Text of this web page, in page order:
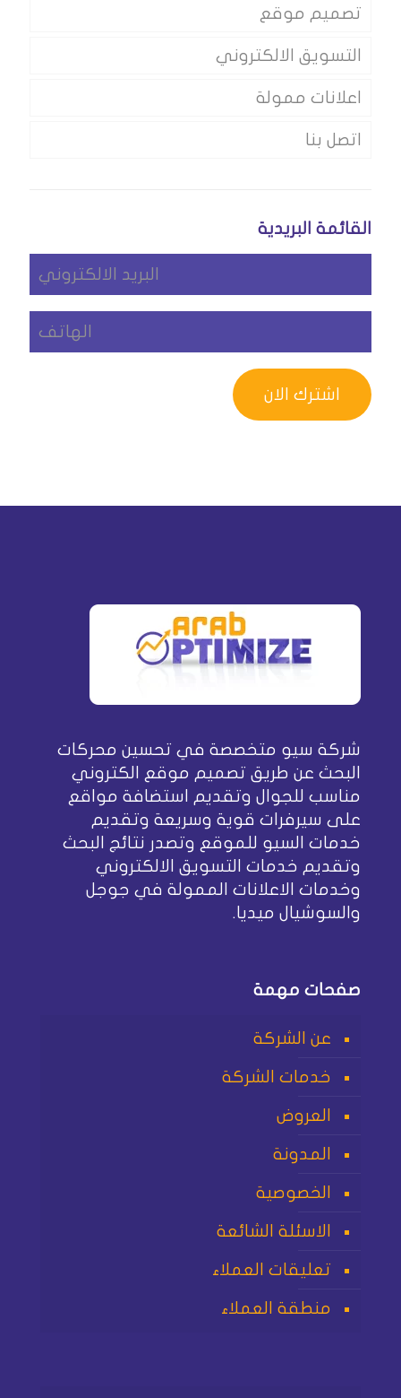
تصميم موقع
التسويق الالكتروني
اعلانات ممولة
اتصل بنا
القائمة البريدية
شركة سيو متخصصة في تحسين محركات
البحث عن طريق تصميم موقع الكتروني
مناسب للجوال وتقديم استضافة مواقع
على سيرفرات قوية وسريعة وتقديم
خدمات السيو للموقع وتصدر نتائج البحث
وتقديم خدمات التسويق الالكتروني
وخدمات الاعلانات الممولة في جوجل
والسوشيال ميديا.
صفحات مهمة
عن الشركة
خدمات الشركة
العروض
المدونة
الخصوصية
الاسئلة الشائعة
تعليقات العملاء
منطقة العملاء